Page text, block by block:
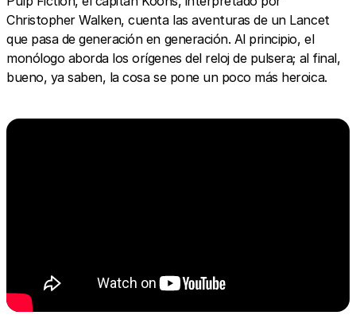
Christopher Walken, cuenta las aventuras de un Lancet
que pasa de generación en generación. Al principio, el
monólogo aborda los orígenes del reloj de pulsera; al final,
bueno, ya saben, la cosa se pone un poco más heroica.